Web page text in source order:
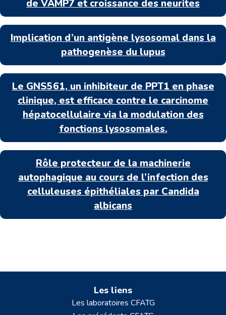
de VAMP7 et croissance des neurites
Implication d’un antigène lysosomal dans la
pathogenèse du lupus
Le GNS561, un inhibiteur de PPT1 en phase
clinique, est efficace contre le carcinome
hépatocellulaire via la modulation des
fonctions lysosomales.
Rôle protecteur de la machinerie
autophagique au cours de l’infection des
celluleuses épithéliales par Candida
albicans
Les liens
Les laboratoires CFATG